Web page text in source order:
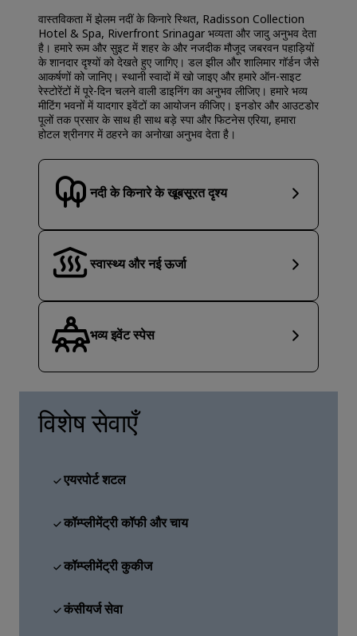
वास्तविकता में झेलम नदीं के किनारे स्थित, Radisson Collection
Hotel & Spa, Riverfront Srinagar भव्यता और जादु अनुभव देता
है। हमारे रूम और सुइट में शहर के और नजदीक मौजूद जबरवन पहाड़ियों
के शानदार दृश्यों को देखते हुए जागिए। डल झील और शालिमार गॉर्डन जैसे
आकर्षणों को जानिए। स्थानी स्वादों में खो जाइए और हमारे ऑन-साइट
रेस्टोरेंटों में पूरे-दिन चलने वाली डाइनिंग का अनुभव लीजिए। हमारे भव्य
मीटिंग भवनों में यादगार इवेंटों का आयोजन कीजिए। इनडोर और आउटडोर
पूलों तक प्रसार के साथ ही साथ बड़े स्पा और फिटनेस एरिया, हमारा
होटल श्रीनगर में ठहरने का अनोखा अनुभव देता है।
नदी के किनारे के खूबसूरत दृश्य
स्वास्थ्य और नई ऊर्जा
भव्य इवेंट स्पेस
विशेष सेवाएँ
एयरपोर्ट शटल
कॉम्प्लीमेंट्री कॉफी और चाय
कॉम्प्लीमेंट्री कुकीज
कंसीयर्ज सेवा